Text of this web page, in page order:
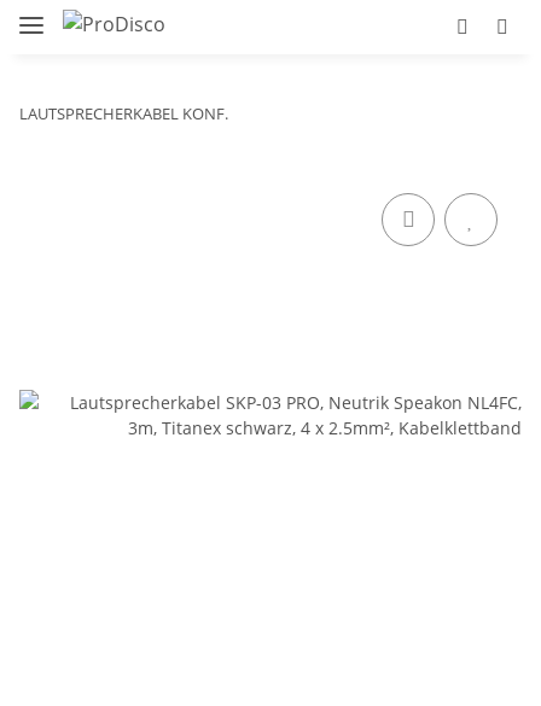
LAUTSPRECHERKABEL KONF.